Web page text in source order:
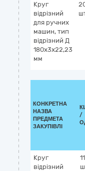
Круг
відрізний
для ручних
машин, тип
відрізний Д
180х3х22,23
мм
КОНКРЕТНА
НАЗВА
ПРЕДМЕТА
ЗАКУПІВЛІ
/
Круг
відрізний
11